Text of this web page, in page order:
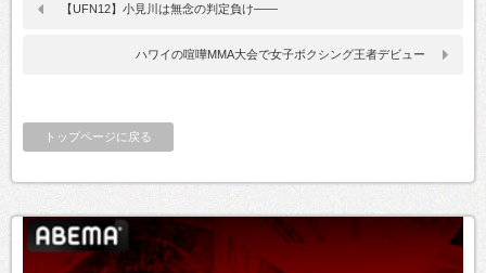
【UFN12】小見川は無念の判定負け――
ハワイの喧嘩MMA大会で女子ボクシング王者デビュー
トップページに戻る